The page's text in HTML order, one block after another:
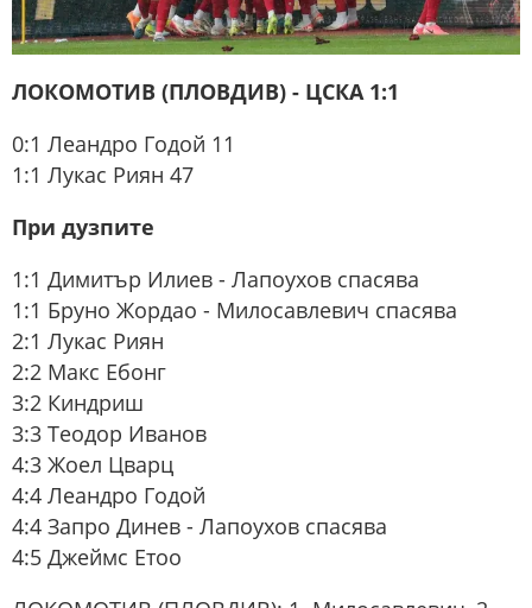
ЛОКОМОТИВ (ПЛОВДИВ) - ЦСКА 1:1
0:1 Леандро Годой 11
1:1 Лукас Риян 47
При дузпите
1:1 Димитър Илиев - Лапоухов спасява
1:1 Бруно Жордао - Милосавлевич спасява
2:1 Лукас Риян
2:2 Макс Ебонг
3:2 Киндриш
3:3 Теодор Иванов
4:3 Жоел Цварц
4:4 Леандро Годой
4:4 Запро Динев - Лапоухов спасява
4:5 Джеймс Етоо